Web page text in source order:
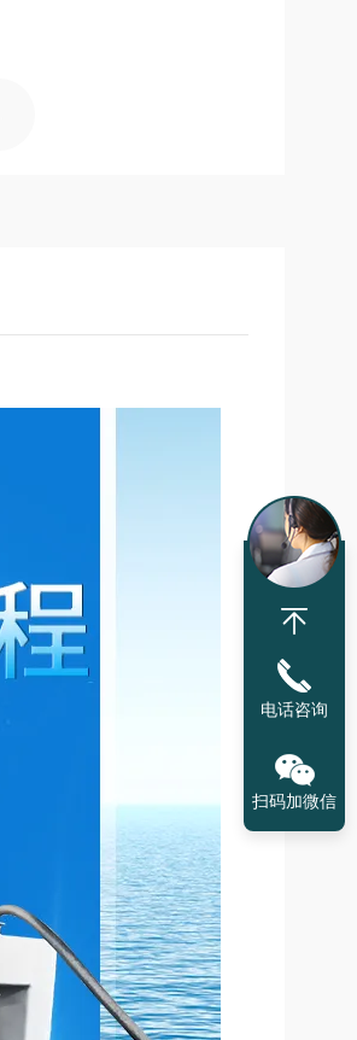
电话咨询
扫码加微信